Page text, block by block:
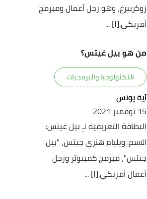
زوكربيرغ، وهو رجل أعمال ومبرمج
أمريكي.[١] ...
من هو بيل غيتس؟
التكنولوجيا والبرمجيات
آية يونس
15 نوفمبر 2021
البطاقة التعريفية لـِ بيل غيتس:
الاسم: ويليام هنري جيتس، "بيل
جيتس"، مبرمج كمبيوتر ورجل
أعمال أمريكي.[١] ...